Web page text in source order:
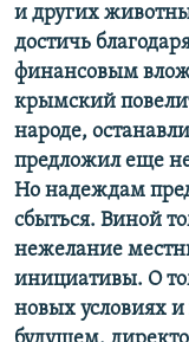
и других
достичь
финансовым
крымский
народе,
предложил еще
Но надеждам
сбыться. Виной
нежелание
инициативы. О
новых условиях